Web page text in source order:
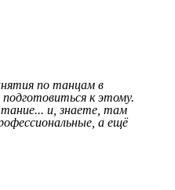
по танцам в
к этому.
и, знаете, там
а ещё